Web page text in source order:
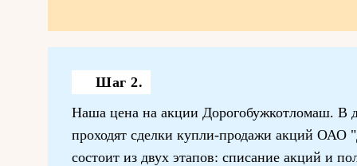
Шаг 2.
Наша цена на акции Дорогобужкотломаш. В
проходят сделки купли-продажи акций ОАО
состоит из двух этапов: списание акций и